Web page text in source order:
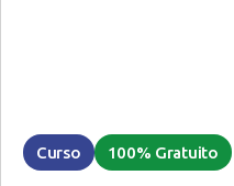
Curso 100% Gratuito